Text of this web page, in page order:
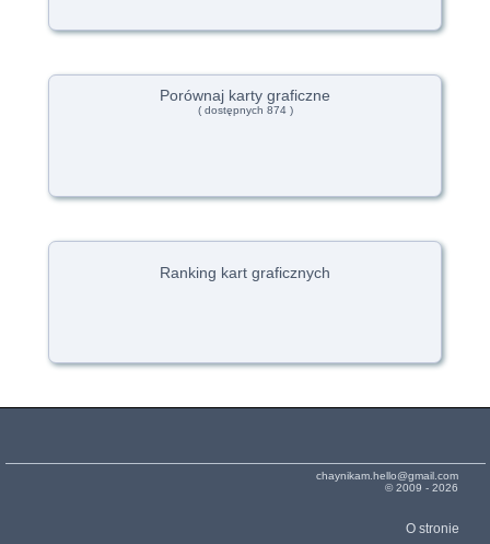
Porównaj karty graficzne
( dostępnych 874 )
Ranking kart graficznych
chaynikam.hello@gmail.com
© 2009 - 2026
O stronie